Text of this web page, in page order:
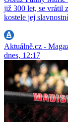
již 300 let, se vrátil
kostele jej
Aktuálně.cz -
dnes, 12:17